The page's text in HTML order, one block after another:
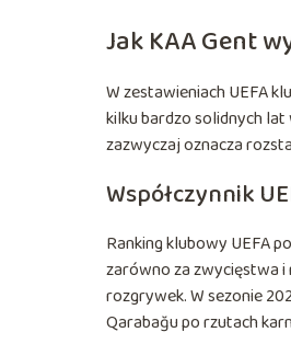
Jak KAA Gent
W zestawieniach UEFA
kilku bardzo solidnych lat
zazwyczaj oznacza
Współczynnik
Ranking klubowy UEFA
zarówno za zwycięstwa i
rozgrywek. W sezonie
Qarabağu po rzutach